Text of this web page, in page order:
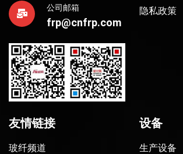
公司邮箱
frp@cnfrp.com
隐私政策
友情链接
玻纤频道
设备
生产设备